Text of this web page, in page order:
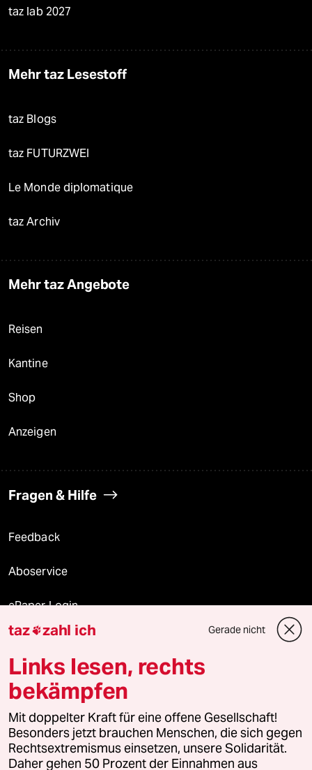
taz lab 2027
Mehr taz Lesestoff
taz Blogs
taz FUTURZWEI
Le Monde diplomatique
taz Archiv
Mehr taz Angebote
Reisen
Kantine
Shop
Anzeigen
Fragen & Hilfe
Feedback
Aboservice
ePaper Login
Downloads für Abonnierende
© 2026 taz Verlags und Vertriebs GmbH
Alle Rechte vorbehalten. Bei rechtlichen Fragen oder für Genehmigungen
wenden Sie sich bitte an
lizenzen@taz.de
taz zahl ich Gerade nicht
Links lesen, rechts
bekämpfen
Mit doppelter Kraft für eine offene Gesellschaft!
Besonders jetzt brauchen Menschen, die sich gegen
Rechtsextremismus einsetzen, unsere Solidarität.
Daher gehen 50 Prozent der Einnahmen aus